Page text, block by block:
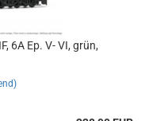
6A Ep. V- VI, grün,